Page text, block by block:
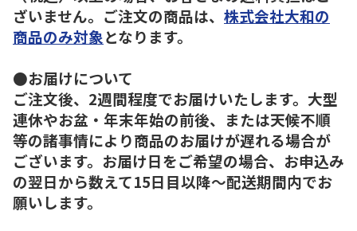
ざいません。ご注文の商品は、 株式会社大和の
商品のみ対象となります。
●お届けについて
ご注文後、2週間程度でお届けいたします。大型
連休やお盆・年末年始の前後、または天候不順
等の諸事情により商品のお届けが遅れる場合が
ございます。お届け日をご希望の場合、お申込み
の翌日から数えて15日目以降～配送期間内でお
願いします。